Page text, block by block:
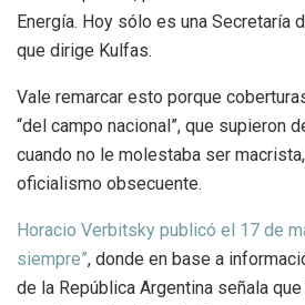
Energía. Hoy sólo es una Secretaría
que dirige Kulfas.
Vale remarcar esto porque
“del campo nacional”, que supieron
cuando no le molestaba ser
oficialismo obsecuente.
Horacio Verbitsky publicó el 17 de
siempre”, donde en base a
de la República Argentina señala